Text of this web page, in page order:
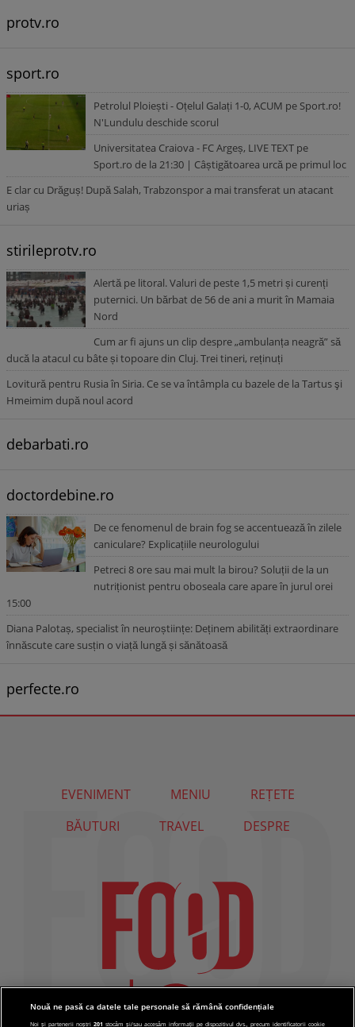
protv.ro
sport.ro
Petrolul Ploiești - Oțelul Galați 1-0, ACUM pe Sport.ro!
N'Lundulu deschide scorul
Universitatea Craiova - FC Argeș, LIVE TEXT pe
Sport.ro de la 21:30 | Câștigătoarea urcă pe primul loc
E clar cu Drăguș! După Salah, Trabzonspor a mai transferat un atacant
uriaș
stirileprotv.ro
Alertă pe litoral. Valuri de peste 1,5 metri și curenți
puternici. Un bărbat de 56 de ani a murit în Mamaia
Nord
Cum ar fi ajuns un clip despre „ambulanța neagră” să
ducă la atacul cu bâte și topoare din Cluj. Trei tineri, reținuți
Lovitură pentru Rusia în Siria. Ce se va întâmpla cu bazele de la Tartus şi
Hmeimim după noul acord
debarbati.ro
doctordebine.ro
De ce fenomenul de brain fog se accentuează în zilele
caniculare? Explicațiile neurologului
Petreci 8 ore sau mai mult la birou? Soluții de la un
nutriționist pentru oboseala care apare în jurul orei
15:00
Diana Palotaș, specialist în neuroștiințe: Deținem abilități extraordinare
înnăscute care susțin o viață lungă și sănătoasă
perfecte.ro
EVENIMENT MENIU
REȚETE
BĂUTURI
TRAVEL DESPRE
Nouă ne pasă ca datele tale personale să rămână confidențiale
Noi și partenerii noștri201 stocăm și/sau accesăm informații pe dispozitivul dvs., precum identificatorii cookie